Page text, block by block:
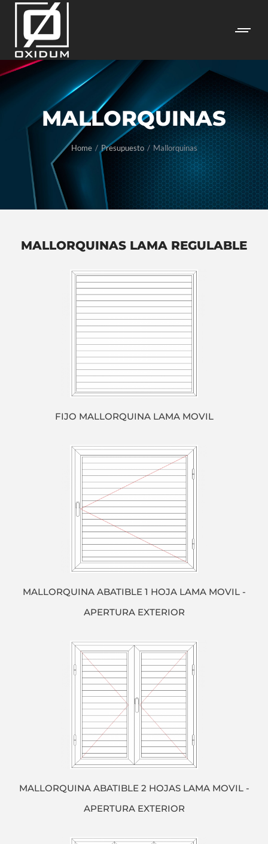
MALLORQUINAS
You are
here:
Home Presupuesto Mallorquinas
MALLORQUINAS LAMA REGULABLE
FIJO MALLORQUINA LAMA MOVIL
MALLORQUINA ABATIBLE 1 HOJA LAMA MOVIL -
APERTURA EXTERIOR
MALLORQUINA ABATIBLE 2 HOJAS LAMA MOVIL -
APERTURA EXTERIOR